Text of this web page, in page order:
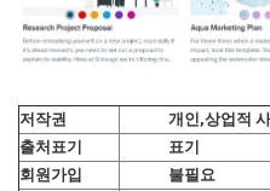
저작권
개인,상업적
출처표기
표기
회원가입
불필요